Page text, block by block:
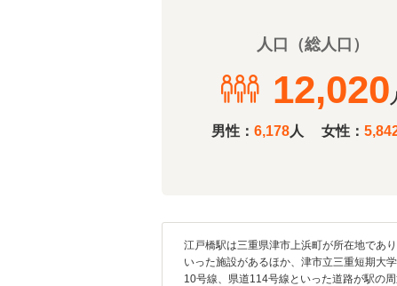
人口（総人口）
12,020
男性： 6,178人 女性：
江戸橋駅は三重県津市上浜町が所在地であ
いった施設があるほか、津市立三重短期大
10号線、県道114号線といった道路が駅の